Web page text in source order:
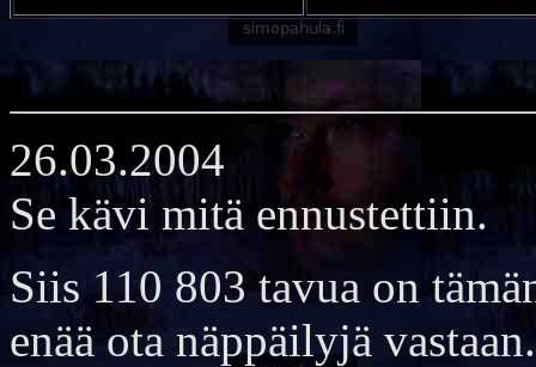
26.03.2004
Se kävi mitä ennustettiin.
Siis 110 803 tavua on
enää ota näppäilyjä